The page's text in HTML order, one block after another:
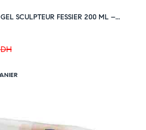
SCULPTEUR FESSIER 200 ML –...
DH